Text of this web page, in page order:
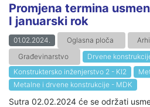
Promjena termina
I januarski rok
01.02.2024. Oglasna ploča
Građevinarstvo
Drvene
Konstruktersko inženjerstvo 2 - KI2
Metalne i drvene konstrukcije - MDK
Sutra 02.02.2024 će se održati